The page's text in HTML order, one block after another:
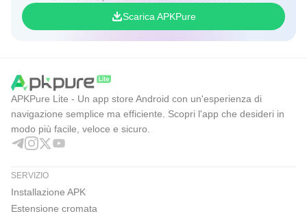
Scarica APKPure
APKPure Lite - Un app store Android con un'esperienza di
navigazione semplice ma efficiente. Scopri l'app che desideri in
modo più facile, veloce e sicuro.
SERVIZIO
Installazione APK
Estensione cromata